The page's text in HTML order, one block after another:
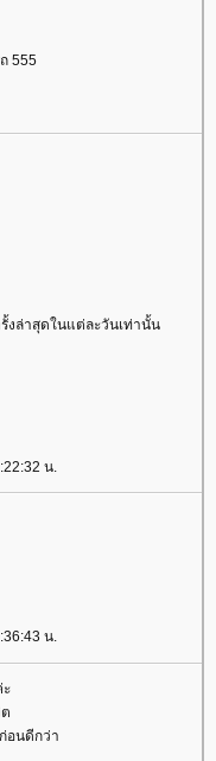
555
งล่าสุดในแต่ละวันเท่านั้น
น.
น.
อนดีกว่า